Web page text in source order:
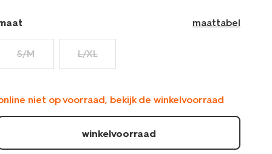
maattabel
S/M L/XL
niet op voorraad, bekijk de winkelvoorraad
winkelvoorraad